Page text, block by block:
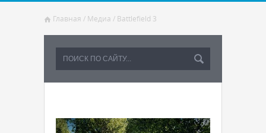
Главная / Медиа / Battlefield 3